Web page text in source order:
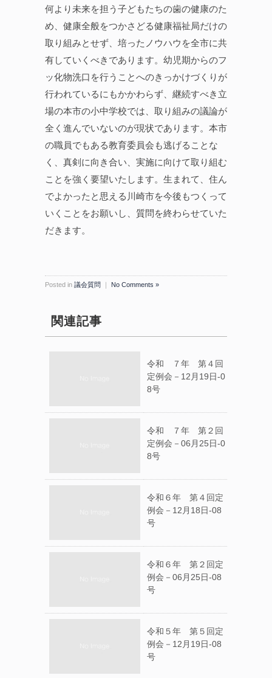
何より未来を担う子どもたちの歯の健康のた
め、健康全般をつかさどる健康福祉局だけの
取り組みとせず、培ったノウハウを全市に共
有していくべきであります。幼児期からのフ
ッ化物洗口を行うことへのきっかけづくりが
行われているにもかかわらず、継続すべき立
場の本市の小中学校では、取り組みの議論が
全く進んでいないのが現状であります。本市
の職員でもある教育委員会も逃げることな
く、真剣に向き合い、実施に向けて取り組む
ことを強く要望いたします。生まれて、住ん
でよかったと思える川崎市を今後もつくって
いくことをお願いし、質問を終わらせていた
だきます。
Posted in 議会質問 ｜ No Comments »
関連記事
令和 ７年 第４回
定例会－12月19日-0
8号
令和 ７年 第２回
定例会－06月25日-0
8号
令和６年 第４回定
例会－12月18日-08
号
令和６年 第２回定
例会－06月25日-08
号
令和５年 第５回定
例会－12月19日-08
号